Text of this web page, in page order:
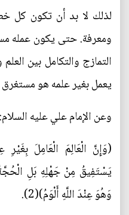
لذلك لا بد أن تكون كل
ومعرفة. حتى يكون عمله
التمازج والتكامل بين
يعمل بغير علمه هو مستغرق
وعن الإمام علي عليه السلام:
(وَإِنَّ الْعَالِمَ الْعَامِلَ بِغَيْرِ
يَسْتَفِيقُ مِنْ جَهْلِهِ بَلِ
وَهُوَ عِنْدَ اللَّهِ أَلْوَمُ)(2).